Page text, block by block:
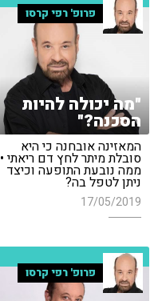
פרופ' רפי קרסו
"מה יכולה להיות
הסכנה?"
המאזינה אובחנה כי היא
סובלת מיתר לחץ דם ריאתי •
ממה נובעת התופעה וכיצד
ניתן לטפל בה?
17/05/2019
פרופ' רפי קרסו